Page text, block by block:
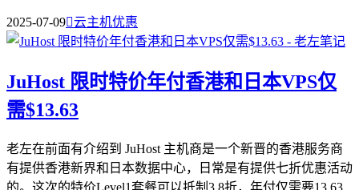
2025-07-09云主机优惠
JuHost 限时特价年付香港和日本VPS仅
需$13.63
老左在前面有介绍到 JuHost 主机商是一个新晋的香港服务商
有提供香港新界和日本数据中心，日常是有提供七折优惠活动
的。这次的特价Level1套餐可以抵制3.8折，年付仅需要13.63